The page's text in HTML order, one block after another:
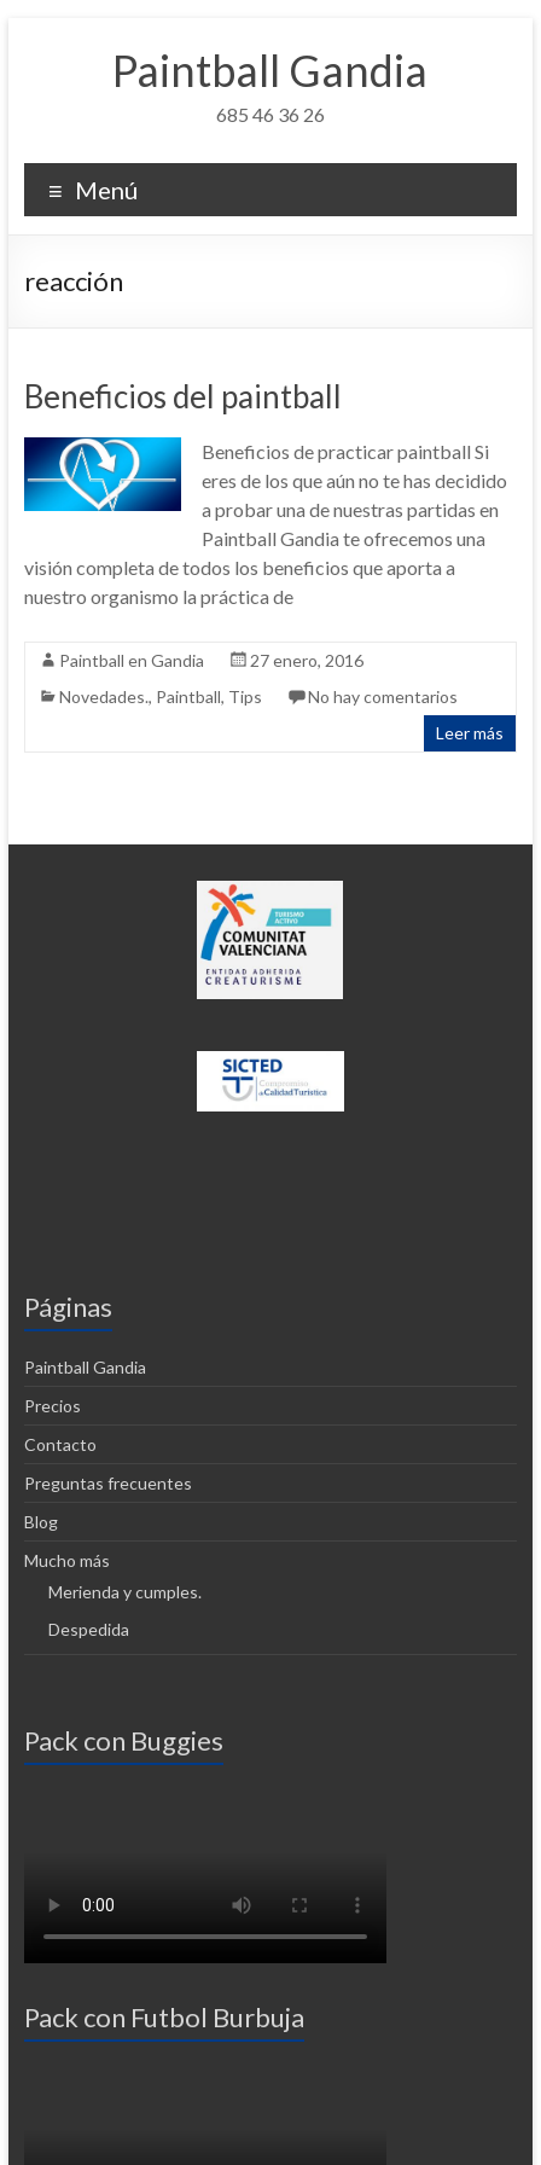
Paintball Gandia
685 46 36 26
Menú
reacción
Beneficios del paintball
Beneficios de practicar paintball Si
eres de los que aún no te has decidido
a probar una de nuestras partidas en
Paintball Gandia te ofrecemos una
visión completa de todos los beneficios que aporta a
nuestro organismo la práctica de
Paintball en Gandia
27 enero, 2016
Novedades., Paintball, Tips
No hay comentarios
Leer más
Páginas
Paintball Gandia
Precios
Contacto
Preguntas frecuentes
Blog
Mucho más
Merienda y cumples.
Despedida
Pack con Buggies
Pack con Futbol Burbuja